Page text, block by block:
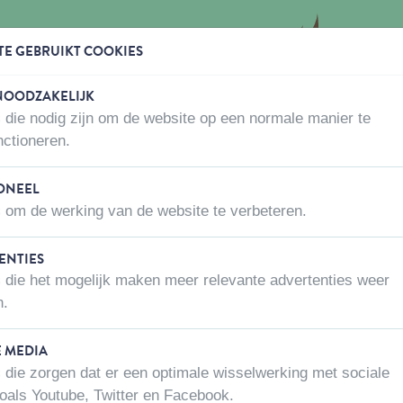
WAAR KOPEN OVER ONS CONTACTEER ONS
kip 500g
DUO BONES
0,5 kg
GEBRUIKT COOKIES
die nodig zijn om de website op een normale manier te
om de werking van de website te verbeteren.
die het mogelijk maken meer relevante advertenties weer
MEDIA
die zorgen dat er een optimale wisselwerking met sociale
Youtube, Twitter en Facebook.